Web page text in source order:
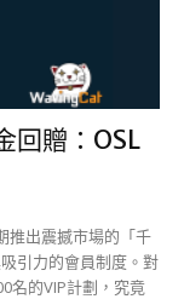
回贈：OSL
推出震撼市場的「千
引力的會員制度。對
名的VIP計劃，究竟